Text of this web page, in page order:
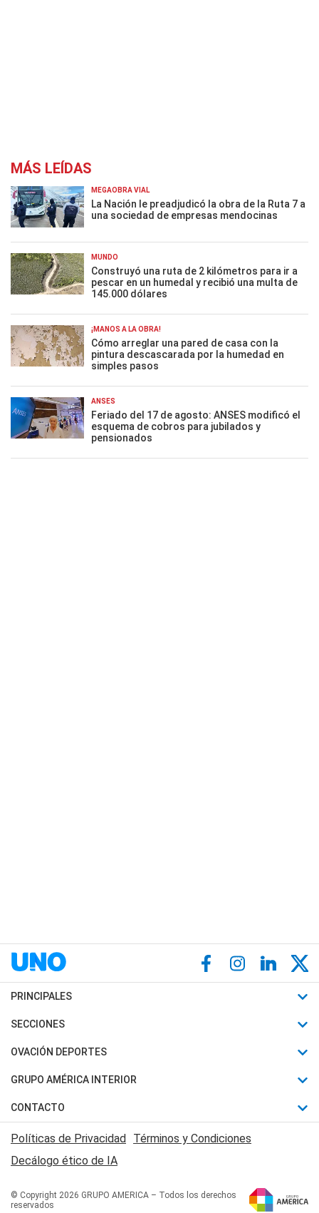
MÁS LEÍDAS
MEGAOBRA VIAL
La Nación le preadjudicó la obra de la Ruta 7 a
una sociedad de empresas mendocinas
MUNDO
Construyó una ruta de 2 kilómetros para ir a
pescar en un humedal y recibió una multa de
145.000 dólares
¡MANOS A LA OBRA!
Cómo arreglar una pared de casa con la
pintura descascarada por la humedad en
simples pasos
ANSES
Feriado del 17 de agosto: ANSES modificó el
esquema de cobros para jubilados y
pensionados
PRINCIPALES
Últimas Noticias
Política
Judiciales
Economia
SECCIONES
Horóscopo
Motores
Trucos caseros
Series y Películas
Edictos y Solicitadas
OVACIÓN DEPORTES
Fútbol
Mundial
Automovilismo
Rugby
Básquet
GRUPO AMÉRICA INTERIOR
Canal 7 en Vivo
San Juan 8
CONTACTO
Acerca de Nosotros
Contactanos
Políticas de Privacidad Términos y Condiciones
Decálogo ético de IA
© Copyright 2026 GRUPO AMERICA – Todos los derechos
reservados